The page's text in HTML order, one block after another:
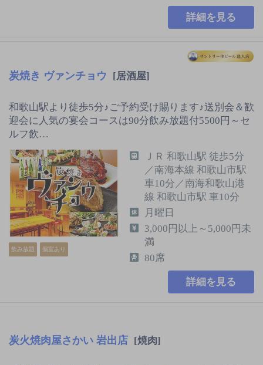
詳細を見る
炭焼き ヴァンチョウ [居酒屋]
和歌山駅より徒歩5分♪ご予約受け賜ります♪送別会＆歓
迎会に人気の宴会コースは90分飲み放題付5500円～セ
ルフ飲…
飲み放題 個室あり
ＪＲ 和歌山駅 徒歩5分
／南海本線 和歌山市駅
車10分／南海和歌山港
線 和歌山市駅 車10分
月曜日
3,000円以上～5,000円未
満
80席
詳細を見る
炭火焼肉屋さかい 岩出店 [焼肉]